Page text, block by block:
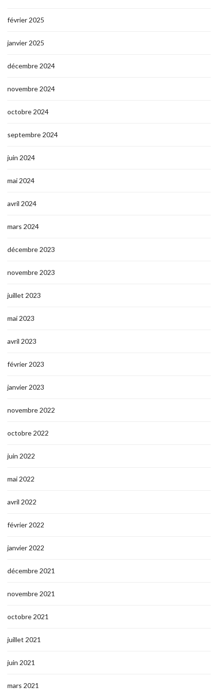
février 2025
janvier 2025
décembre 2024
novembre 2024
octobre 2024
septembre 2024
juin 2024
mai 2024
avril 2024
mars 2024
décembre 2023
novembre 2023
juillet 2023
mai 2023
avril 2023
février 2023
janvier 2023
novembre 2022
octobre 2022
juin 2022
mai 2022
avril 2022
février 2022
janvier 2022
décembre 2021
novembre 2021
octobre 2021
juillet 2021
juin 2021
mars 2021